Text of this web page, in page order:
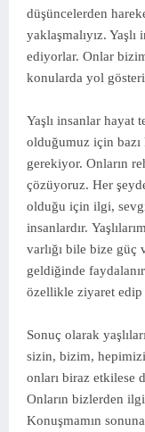
düşüncelerden
yaklaşmalıyız. Yaşlı
ediyorlar. Onlar
konularda yol
Yaşlı insanlar hayat
olduğumuz için bazı
gerekiyor. Onların
çözüyoruz. Her
olduğu için ilgi,
insanlardır.
varlığı bile bize güç
geldiğinde
özellikle ziyaret edip
Sonuç olarak
sizin, bizim,
onları biraz etkilese
Onların bizlerden
Konuşmamın